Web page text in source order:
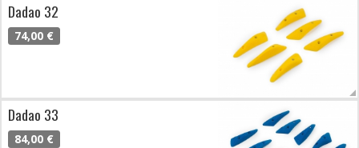
Dadao 32
74,00 €
Dadao 33
84,00 €